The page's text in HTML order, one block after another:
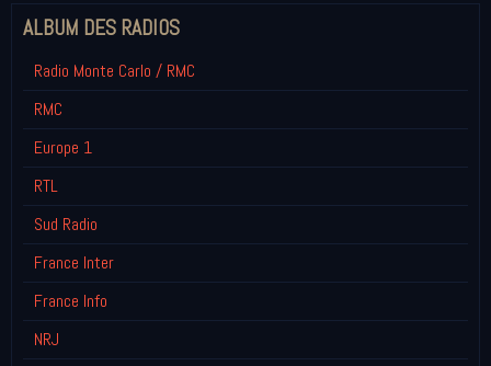
ALBUM DES RADIOS
Radio Monte Carlo / RMC
RMC
Europe 1
RTL
Sud Radio
France Inter
France Info
NRJ